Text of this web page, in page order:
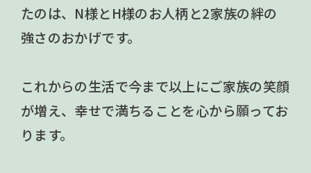
たのは、N様とH様のお人柄と2家族の絆の
強さのおかげです。
これからの生活で今まで以上にご家族の笑顔
が増え、幸せで満ちることを心から願ってお
ります。